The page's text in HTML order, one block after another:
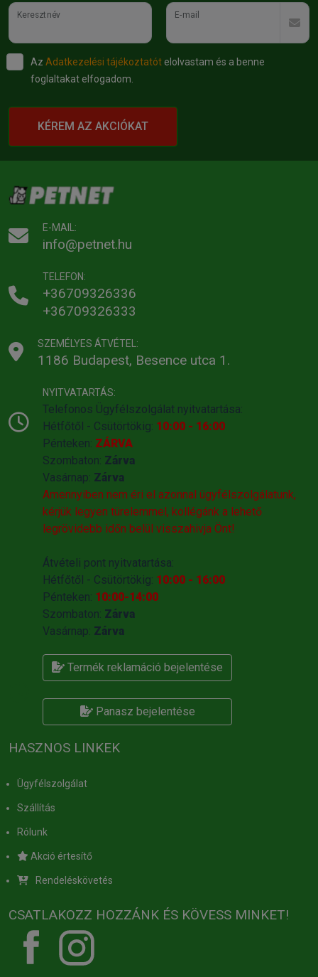
Keresztnév E-mail
Az Adatkezelési tájékoztatót elolvastam és a benne
foglaltakat elfogadom.
KÉREM AZ AKCIÓKAT
E-MAIL:
info@petnet.hu
TELEFON:
+36709326336
+36709326333
SZEMÉLYES ÁTVÉTEL:
1186 Budapest, Besence utca 1.
NYITVATARTÁS:
Telefonos Ügyfélszolgálat nyitvatartása:
Hétfőtől - Csütörtökig: 10:00 - 16:00
Pénteken: ZÁRVA
Szombaton: Zárva
Vasárnap: Zárva
Amennyiben nem éri el azonnal ügyfélszolgálatunk,
kérjük legyen türelemmel, kollégánk a lehető
legrövidebb időn belül visszahivja Önt!
Átvételi pont nyitvatartása:
Hétfőtől - Csütörtökig: 10:00 - 16:00
Pénteken: 10:00-14:00
Szombaton: Zárva
Vasárnap: Zárva
Termék reklamáció bejelentése
Panasz bejelentése
HASZNOS LINKEK
Ügyfélszolgálat
Szállítás
Rólunk
Akció értesítő
Rendeléskövetés
CSATLAKOZZ HOZZÁNK ÉS KÖVESS MINKET!